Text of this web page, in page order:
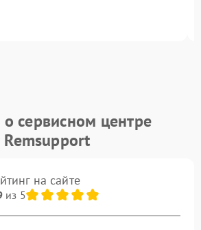
сервисном центре
Remsupport
на сайте
из 5